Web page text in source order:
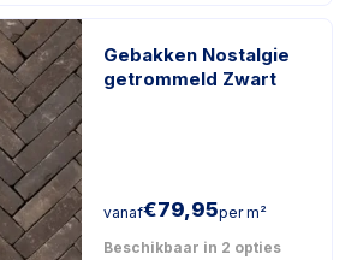
Gebakken Nostalgie
getrommeld Zwart
vanaf€79,95per m²
Beschikbaar in 2 opties